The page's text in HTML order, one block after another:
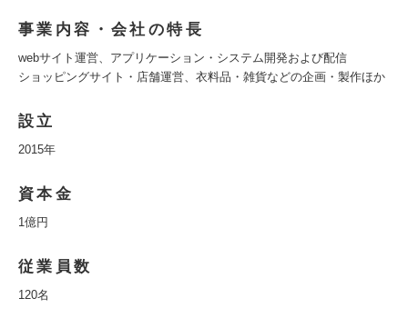
事業内容・会社の特長
webサイト運営、アプリケーション・システム開発および配信
ショッピングサイト・店舗運営、衣料品・雑貨などの企画・製作ほか
設立
2015年
資本金
1億円
従業員数
120名